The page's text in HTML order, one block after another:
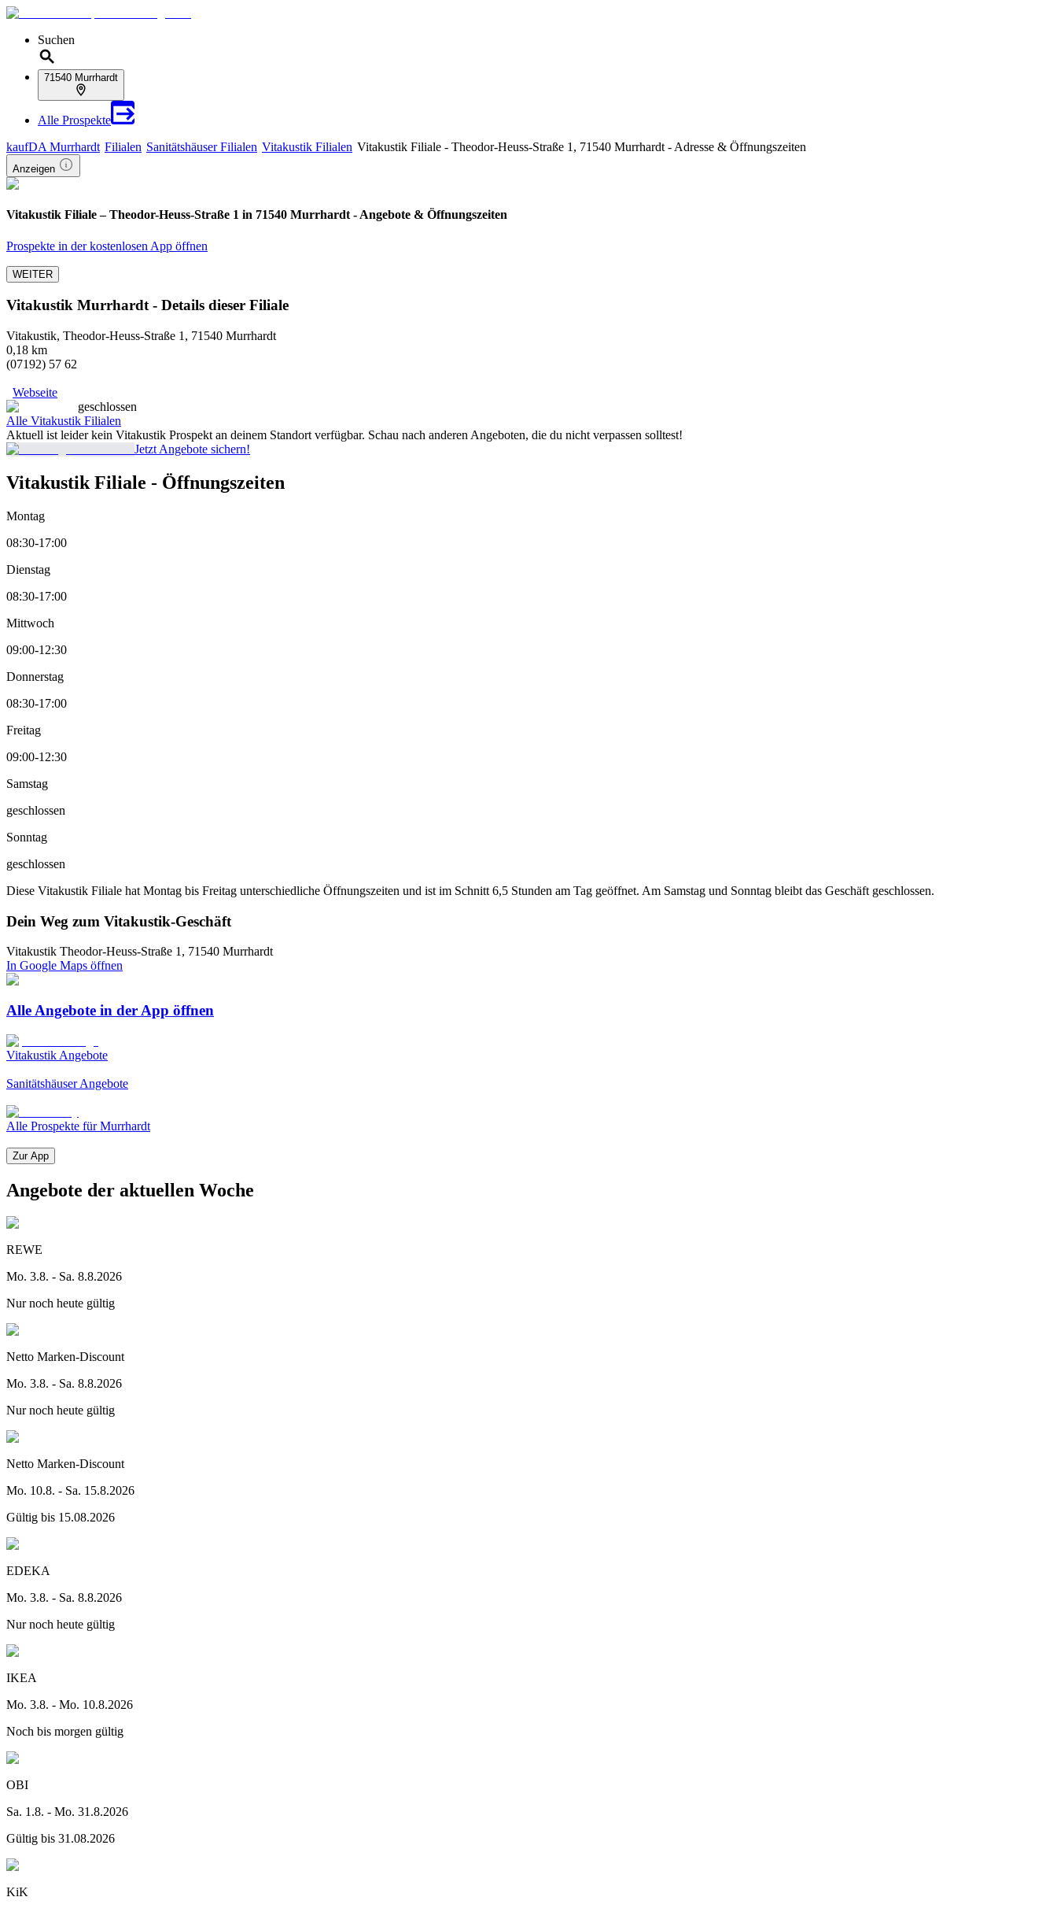
Suchen
71540 Murrhardt
Alle Prospekte
kaufDA Murrhardt Filialen Sanitätshäuser Filialen Vitakustik Filialen Vitakustik Filiale - Theodor-Heuss-Straße 1, 71540 Murrhardt - Adresse & Öffnungszeiten
Anzeigen
Vitakustik Filiale – Theodor-Heuss-Straße 1 in 71540 Murrhardt - Angebote & Öffnungszeiten
Prospekte in der kostenlosen App öffnen
WEITER
Vitakustik Murrhardt - Details dieser Filiale
Vitakustik, Theodor-Heuss-Straße 1, 71540 Murrhardt
0,18 km
(07192) 57 62
Webseite
geschlossen
Alle Vitakustik Filialen
Aktuell ist leider kein Vitakustik Prospekt an deinem Standort verfügbar. Schau nach anderen Angeboten, die du nicht verpassen solltest!
Jetzt Angebote sichern!
Vitakustik Filiale - Öffnungszeiten
Montag
08:30-17:00
Dienstag
08:30-17:00
Mittwoch
09:00-12:30
Donnerstag
08:30-17:00
Freitag
09:00-12:30
Samstag
geschlossen
Sonntag
geschlossen
Diese Vitakustik Filiale hat Montag bis Freitag unterschiedliche Öffnungszeiten und ist im Schnitt 6,5 Stunden am Tag geöffnet. Am Samstag und Sonntag bleibt das Geschäft geschlossen.
Dein Weg zum Vitakustik-Geschäft
Vitakustik Theodor-Heuss-Straße 1, 71540 Murrhardt
In Google Maps öffnen
Alle Angebote in der App öffnen
Vitakustik Angebote
Sanitätshäuser Angebote
Alle Prospekte für Murrhardt
Zur App
Angebote der aktuellen Woche
REWE
Mo. 3.8. - Sa. 8.8.2026
Nur noch heute gültig
Netto Marken-Discount
Mo. 3.8. - Sa. 8.8.2026
Nur noch heute gültig
Netto Marken-Discount
Mo. 10.8. - Sa. 15.8.2026
Gültig bis 15.08.2026
EDEKA
Mo. 3.8. - Sa. 8.8.2026
Nur noch heute gültig
IKEA
Mo. 3.8. - Mo. 10.8.2026
Noch bis morgen gültig
OBI
Sa. 1.8. - Mo. 31.8.2026
Gültig bis 31.08.2026
KiK